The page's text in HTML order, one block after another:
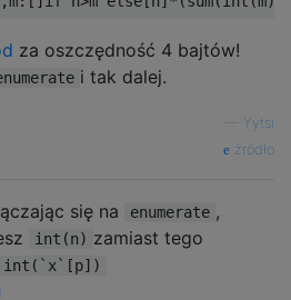
za oszczędność 4 bajtów!
i tak dalej.
Yytsi
źródło
się na enumerate ,
int(n) zamiast tego
int(`x`[p])